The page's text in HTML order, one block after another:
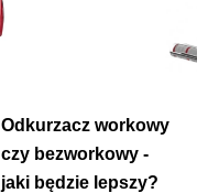
Odkurzacz workowy
czy bezworkowy -
jaki będzie lepszy?